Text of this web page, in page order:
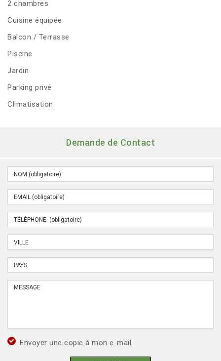
2 chambres
Cuisine équipée
Balcon / Terrasse
Piscine
Jardin
Parking privé
Climatisation
Demande de Contact
Envoyer une copie à mon e-mail.